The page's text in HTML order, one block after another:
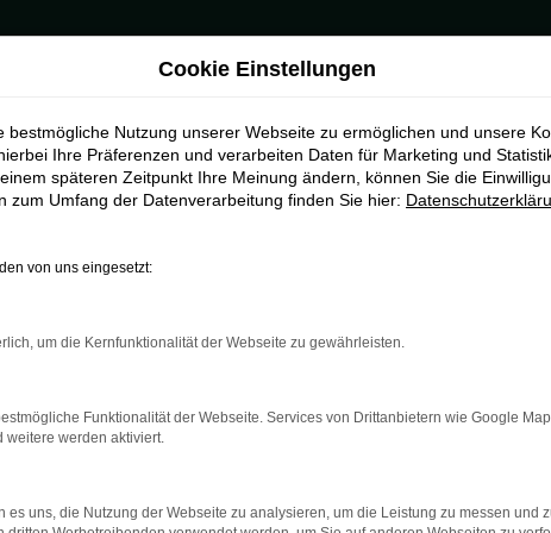
für Münster
in Münster
Scala Tageszulassung nachgedacht? Wir können Ihnen diese
Ob eine Škoda Scala Tageszulassung für einen Tag
Eintrags in den Fahrzeugpapieren formal um einen
des Automobilherstellers gelten und wir Ihnen einen besonders
Network Error
ist ein Fehler aufgetreten.
Cookie Einstellungen
bestmögliche Nutzung unserer Webseite zu ermöglichen und unsere
Ihre Präferenzen und verarbeiten Daten für Marketing und
späteren Zeitpunkt Ihre Meinung ändern, können Sie die
zum Umfang der Datenverarbeitung finden Sie hier:
von uns eingesetzt:
um die Kernfunktionalität der Webseite zu gewährleisten.
Funktionalität der Webseite. Services von Drittanbietern wie Google
weitere werden aktiviert.
es uns, die Nutzung der Webseite zu analysieren, um die Leistung zu messen und